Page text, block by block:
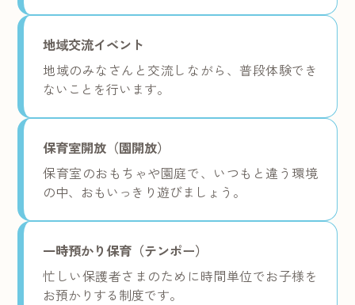
地域交流イベント
地域のみなさんと交流しながら、普段体験でき
ないことを行います。
保育室開放（園開放）
保育室のおもちゃや園庭で、いつもと違う環境
の中、おもいっきり遊びましょう。
一時預かり保育（テンポー）
忙しい保護者さまのために時間単位でお子様を
お預かりする制度です。